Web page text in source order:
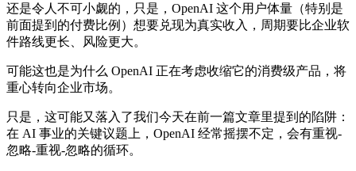
还是令人不可小觑的，只是，OpenAI 这个用户体量（特别是
前面提到的付费比例）想要兑现为真实收入，周期要比企业软
件路线更长、风险更大。
可能这也是为什么 OpenAI 正在考虑收缩它的消费级产品，将
重心转向企业市场。
只是，这可能又落入了我们今天在前一篇文章里提到的陷阱：
在 AI 事业的关键议题上，OpenAI 经常摇摆不定，会有重视-
忽略-重视-忽略的循环。